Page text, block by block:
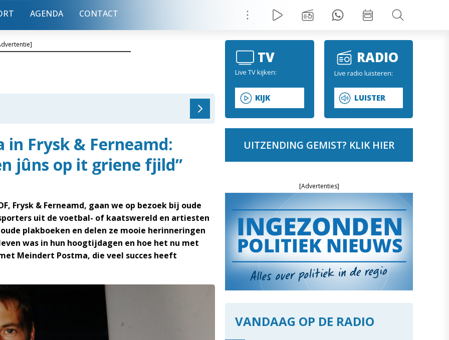
AGENDA CONTACT
in Frysk & Ferneamd:
jûns op it griene fjild”
Frysk & Ferneamd, gaan we op bezoek bij oude
uit de voetbal- of kaatswereld en artiesten
plakboeken en delen ze mooie herinneringen
was in hun hoogtijdagen en hoe het nu met
Meindert Postma, die veel succes heeft
TV
Live TV kijken:
KIJK
RADIO
Live radio luisteren:
LUISTER
UITZENDING GEMIST? KLIK HIER
[Advertenties]
VANDAAG OP DE RADIO